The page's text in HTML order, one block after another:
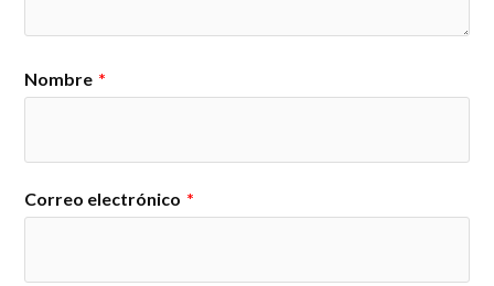
Nombre *
Correo electrónico *